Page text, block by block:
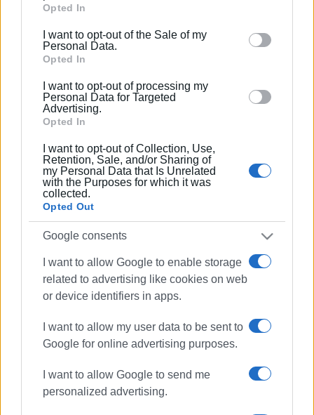
Google services and may gather and store information
behaviour. You may click to grant or deny consent to
Google and its third-party tags to use your data for
section.
Opted In
I want to opt-out of the Sale of my
Personal Data.
Opted In
I want to opt-out of processing my
Personal Data for Targeted
Advertising.
Opted In
I want to opt-out of Collection, Use,
Retention, Sale, and/or Sharing of
my Personal Data that Is Unrelated
with the Purposes for which it was
collected.
Opted Out
Google consents
I want to allow Google to enable storage
related to advertising like cookies on web
or device identifiers in apps.
I want to allow my user data to be sent to
Google for online advertising purposes.
I want to allow Google to send me
personalized advertising.
Πέραν των θυμάτων του αμάχου πληθυσμού, ο
εμπρησμός της Κέρκυρας αφάνισε δια παντός
ιστορικούς, αρχειακούς και καλλιτεχνικούς θησαυρούς
μεγάλης σπουδαιότητας και είχε τεράστιες συνέπειες
που επηρέασαν καθοριστικά την εκπαίδευση, την
Κερκυραίων, πολλοί εκ των οποίων αναγκάστηκαν να
πάρουν το δρόμο της ξενιτιάς. Για τους παραπάνω
λόγους, το υψηλό νόημα που εξέπεμψε η εκδήλωση ήταν
εξόχως φιλειρηνικό ενώ ευχή όλων ήταν να υπάρξει
επιστροφή στις ρίζες και στην πλούσια κερκυραϊκή
παράδοσή μας.
ΦΩΤΟ@ΕΝΩΣΗ ΠΑΛΑΙΩΝ ΠΡΟΣΚΟΠΩΝ
Εμφανίσεις: 107
Ακολουθήστε το enimerosi στοFacebook
Συνδρομητές στο e-paper